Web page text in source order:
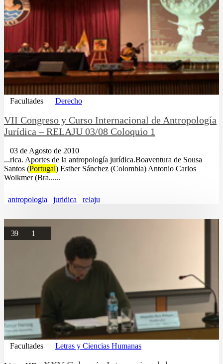
Facultades Derecho
VII Congreso y Curso Internacional de Antropología
Jurídica – RELAJU 03/08 Coloquio 1
03 de Agosto de 2010
...rica. Aportes de la antropología jurídica.Boaventura de Sousa
Santos (Portugal) Esther Sánchez (Colombia) Antonio Carlos
Wolkmer (Bra......
antropologia juridica relaju
39 1
Facultades Letras y Ciencias Humanas